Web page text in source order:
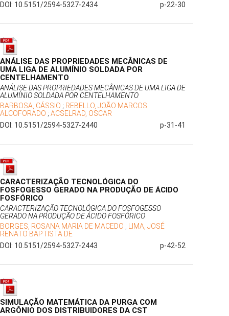
DOI: 10.5151/2594-5327-2434
p-22-30
ANÁLISE DAS PROPRIEDADES MECÂNICAS DE
UMA LIGA DE ALUMÍNIO SOLDADA POR
CENTELHAMENTO
ANÁLISE DAS PROPRIEDADES MECÂNICAS DE UMA LIGA DE
ALUMÍNIO SOLDADA POR CENTELHAMENTO
BARBOSA, CÁSSIO ; REBELLO, JOÃO MARCOS
ALCOFORADO ; ACSELRAD, OSCAR
DOI: 10.5151/2594-5327-2440
p-31-41
CARACTERIZAÇÃO TECNOLÓGICA DO
FOSFOGESSO GERADO NA PRODUÇÃO DE ÁCIDO
FOSFÓRICO
CARACTERIZAÇÃO TECNOLÓGICA DO FOSFOGESSO
GERADO NA PRODUÇÃO DE ÁCIDO FOSFÓRICO
BORGES, ROSANA MARIA DE MACEDO ; LIMA, JOSÉ
RENATO BAPTISTA DE
DOI: 10.5151/2594-5327-2443
p-42-52
SIMULAÇÃO MATEMÁTICA DA PURGA COM
ARGÔNIO DOS DISTRIBUIDORES DA CST